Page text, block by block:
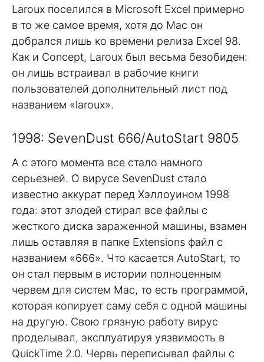
Laroux поселился в Microsoft Excel примерно
в то же самое время, хотя до Mac он
добрался лишь ко времени релиза Excel 98.
Как и Concept, Laroux был весьма безобиден:
он лишь встраивал в рабочие книги
пользователей дополнительный лист под
названием «laroux».
1998: SevenDust 666/AutoStart 9805
А с этого момента все стало намного
серьезней. О вирусе SevenDust стало
известно аккурат перед Хэллоуином 1998
года: этот злодей стирал все файлы с
жесткого диска зараженной машины, взамен
лишь оставляя в папке Extensions файл с
названием «666». Что касается AutoStart, то
он стал первым в истории полноценным
червем для систем Mac, то есть программой,
которая копирует саму себя с одной машины
на другую. Свою грязную работу вирус
проделывал, эксплуатируя уязвимость в
QuickTime 2.0. Червь переписывал файлы с